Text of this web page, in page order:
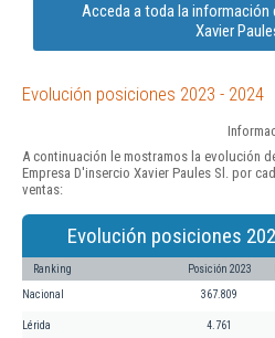
Acceda a toda la información
Xavier
Evolución posiciones 2023 - 2024
A continuación le mostramos la evolución
Empresa D'insercio Xavier Paules Sl. por
ventas:
Evolución posiciones
Ranking Posición 2023
Nacional 367.809
Lérida 4.761